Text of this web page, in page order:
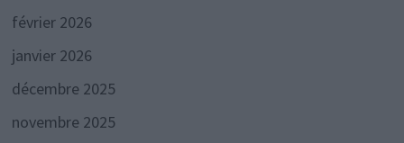
février 2026
janvier 2026
décembre 2025
novembre 2025